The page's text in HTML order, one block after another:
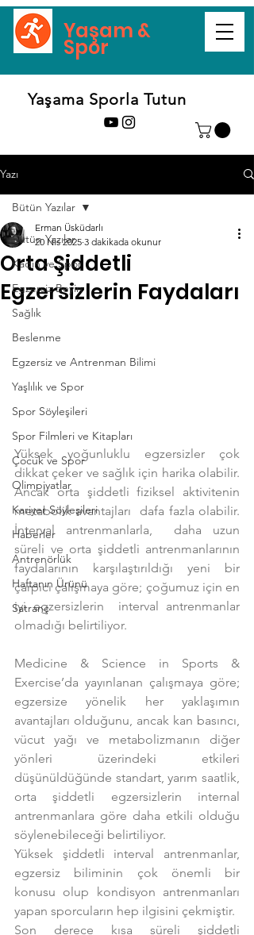
Yaşam &
Spor
Yaşama Sporla Tutun
Yazı
Bütün Yazılar
Kadın ve Spor
Egzersiz Beyin
Sağlık
Beslenme
Egzersiz ve Antrenman Bilimi
Yaşlılık ve Spor
Spor Söyleşileri
Spor Filmleri ve Kitapları
Çocuk ve Spor
Olimpiyatlar
Kariyer Söyleşileri
Haberler
Antrenörlük
Haftanın Ürünü
Satranç
Bütün Yazılar
Orta Şiddetli
Egzersizlerin Faydaları
Erman Üsküdarlı
20 Nis 2025 3 dakikada okunur
Yüksek yoğunluklu egzersizler çok
dikkat çeker ve sağlık için harika olabilir.
Ancak orta şiddetli fiziksel aktivitenin
metabolik avantajları  dafa fazla olabilir.
İnterval antrenmanlarla,  daha uzun
süreli ve orta şiddetli antrenmanlarının
faydalarının karşılaştırıldığı yeni bir
çarpıcı çalışmaya göre; çoğumuz için en
iyi egzersizlerin  interval antrenmanlar
olmadığı belirtiliyor.
Medicine & Science in Sports &
Exercise’da yayınlanan çalışmaya göre;
egzersize yönelik her yaklaşımın
avantajları olduğunu, ancak kan basıncı,
vücut yağı ve metabolizmanın diğer
yönleri üzerindeki etkileri
düşünüldüğünde standart, yarım saatlik,
orta şiddetli egzersizlerin internal
antrenmanlara göre daha etkili olduğu
söylenebileceği belirtiliyor.
Yüksek şiddetli interval antrenmanlar,
egzersiz biliminin çok önemli bir
konusu olup kondisyon antrenmanları
yapan sporcuların hep ilgisini çekmiştir.
Son derece kısa süreli şiddetli